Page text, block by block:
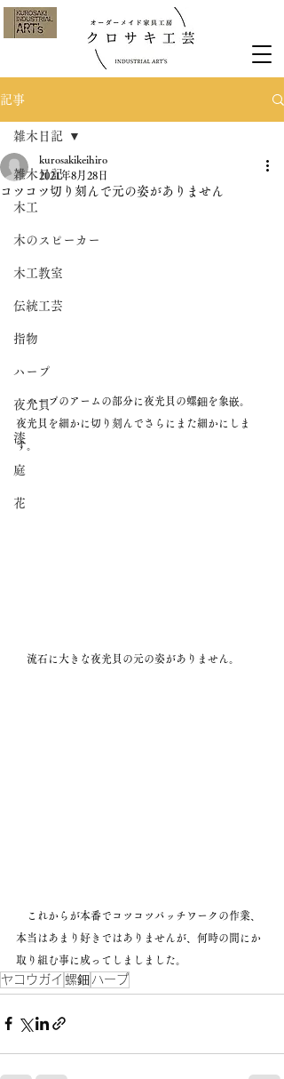
記事
雑木日記
木工
木のスピーカー
木工教室
伝統工芸
指物
ハープ
夜光貝
漆
庭
花
雑木日記
コツコツ切り刻んで元の姿がありません
kurosakikeihiro
2021年8月28日
ハープのアームの部分に夜光貝の螺鈿を象嵌。
夜光貝を細かに切り刻んでさらにまた細かにしま
す。
流石に大きな夜光貝の元の姿がありません。
これからが本番でコツコツパッチワークの作業、
本当はあまり好きではありませんが、何時の間にか
取り組む事に成ってしましました。
ヤコウガイ 螺鈿 ハープ